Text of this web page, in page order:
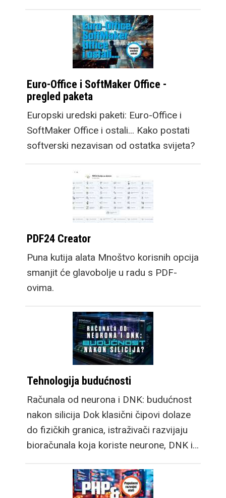
također multimedija
može pokriti puno veći
postotak zaslona, tako
da iako je na prvu manji
od novog Fold8 Ultra
na njemu je gotovo iste
veličine, dok croppanje
za dobivanje fullscreen
Osim mobitela,
Samsung predstavlja i
opciju, Galaxy Watch
Ultra2. Osim većih
punjača, prelazak na
Snapdragon Wear Elite
platformu donosi velik
skok u performansama
sustava. Samsung
Galaxy Watch9 dolazi u
dvije veličine, a
osigurava cjelodnevnu
bateriju sa vrlo
Google WearOS 7
sustavom i njihovom
Euro-Office i SoftMaker Office -
pregled paketa
Europski uredski paketi: Euro-Office i
SoftMaker Office i ostali... Kako postati
softverski nezavisan od ostatka svijeta?
PDF24 Creator
Puna kutija alata Mnoštvo korisnih opcija
smanjit će glavobolje u radu s PDF-
ovima.
Tehnologija budućnosti
Računala od neurona i DNK: budućnost
nakon silicija Dok klasični čipovi dolaze
do fizičkih granica, istraživači razvijaju
bioračunala koja koriste neurone, DNK i…